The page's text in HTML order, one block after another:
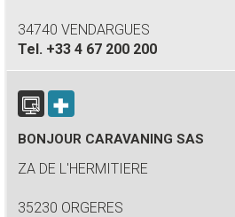
34740 VENDARGUES
Tel. +33 4 67 200 200
BONJOUR CARAVANING SAS
ZA DE L'HERMITIERE
35230 ORGERES